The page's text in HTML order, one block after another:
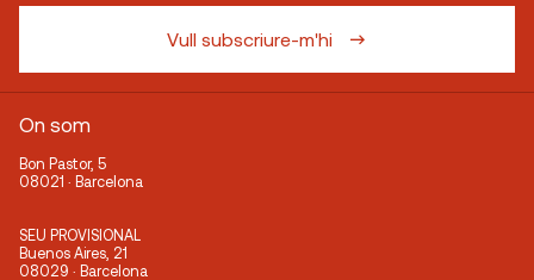
Vull subscriure-m'hi
On som
Bon Pastor, 5
08021 · Barcelona
SEU PROVISIONAL
Buenos Aires, 21
08029 · Barcelona